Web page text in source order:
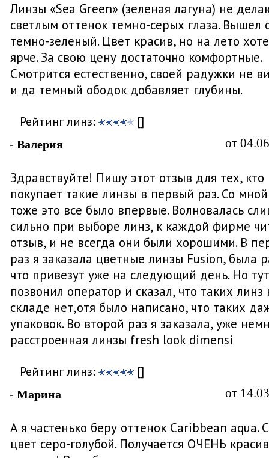
Линзы «Sea Green» (зеленая лагуна) не
светлым оттенок темно-серых глаза. Вышел
темно-зеленый. Цвет красив, но на лето
ярче. За свою цену достаточно комфортные.
Смотрится естественно, своей радужки не
и да темный ободок добавляет глубины.
Рейтинг линз: []
- Валерия от
Здравствуйте! Пишу этот отзыв для тех, кто
покупает такие линзы в первый раз. Со мной
тоже это все было впервые. Волновалась
сильно при выборе линз, к каждой фирме
отзыв, и не всегда они были хорошими. В
раз я заказала цветные линзы Fusion, была
что привезут уже на следующий день. Но
позвонил оператор и сказал, что таких линз
складе нет,отя было написано, что таких
упаковок. Во второй раз я заказала, уже
расстроенная линзы fresh look dimensi
Рейтинг линз: []
- Марина от
А я частенько беру оттенок Caribbean aqua.
цвет серо-голубой. Получается ОЧЕНЬ